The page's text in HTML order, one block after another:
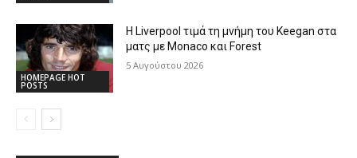
HOMEPAGE HOT
POSTS
Η Liverpool τιμά τη μνήμη του Keegan στα
ματς με Monaco και Forest
5 Αυγούστου 2026